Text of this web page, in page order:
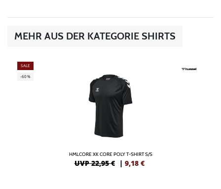
MEHR AUS DER KATEGORIE SHIRTS
SALE
-60%
HMLCORE XK CORE POLY T-SHIRT S/S
UVP 22,95 € | 9,18 €